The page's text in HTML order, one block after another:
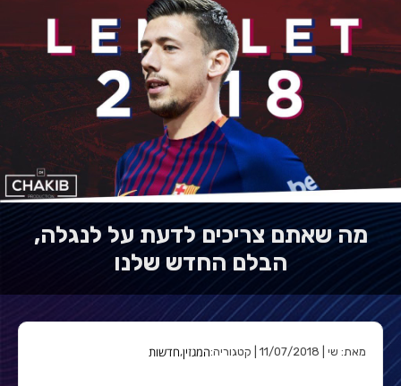
מה שאתם צריכים לדעת על לנגלה,
הבלם החדש שלנו
מאת: שי | 11/07/2018 | קטגוריה: המגזין,חדשות